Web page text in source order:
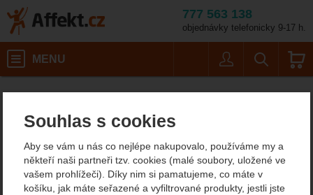
Souhlas s cookies
Aby se vám u nás co nejlépe nakupovalo, používáme my a
někteří naši partneři tzv. cookies (malé soubory, uložené ve
vašem prohlížeči). Díky nim si pamatujeme, co máte v
košíku, jak máte seřazené a vyfiltrované produkty, jestli jste
777 563 138
objednávky telefonicky 9-17 h.
MENU
Mountain Equipment
Womens Sigma péřová
bunda